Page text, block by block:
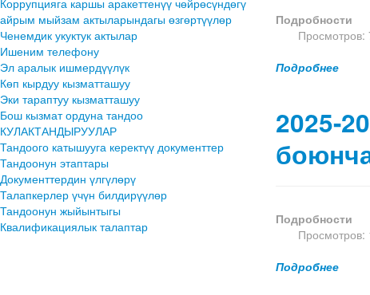
Коррупцияга каршы аракеттенүү чөйрөсүндөгү
айрым мыйзам актыларындагы өзгөртүүлөр
Ченемдик укуктук актылар
Ишеним телефону
Эл аралык ишмердүүлүк
Көп кырдуу кызматташуу
Эки тараптуу кызматташуу
Бош кызмат ордуна тандоо
КУЛАКТАНДЫРУУЛАР
Тандоого катышууга керектүү документтер
Тандоонун этаптары
Документтердин үлгүлөрү
Талапкерлер үчүн билдирүүлөр
Тандоонун жыйынтыгы
Квалификациялык талаптар
Подробности
Просмотров:
Подробнее
2025-
Подробности
Просмотров:
Подробнее